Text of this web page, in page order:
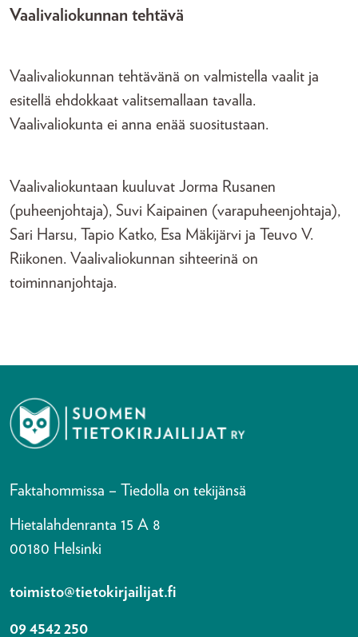
Vaalivaliokunnan tehtävä
Vaalivaliokunnan tehtävänä on valmistella vaalit ja
esitellä ehdokkaat valitsemallaan tavalla.
Vaalivaliokunta ei anna enää suositustaan.
Vaalivaliokuntaan kuuluvat Jorma Rusanen
(puheenjohtaja), Suvi Kaipainen (varapuheenjohtaja),
Sari Harsu, Tapio Katko, Esa Mäkijärvi ja Teuvo V.
Riikonen. Vaalivaliokunnan sihteerinä on
toiminnanjohtaja.
Faktahommissa – Tiedolla on tekijänsä
Hietalahdenranta 15 A 8
00180 Helsinki
toimisto@tietokirjailijat.fi
09 4542 250